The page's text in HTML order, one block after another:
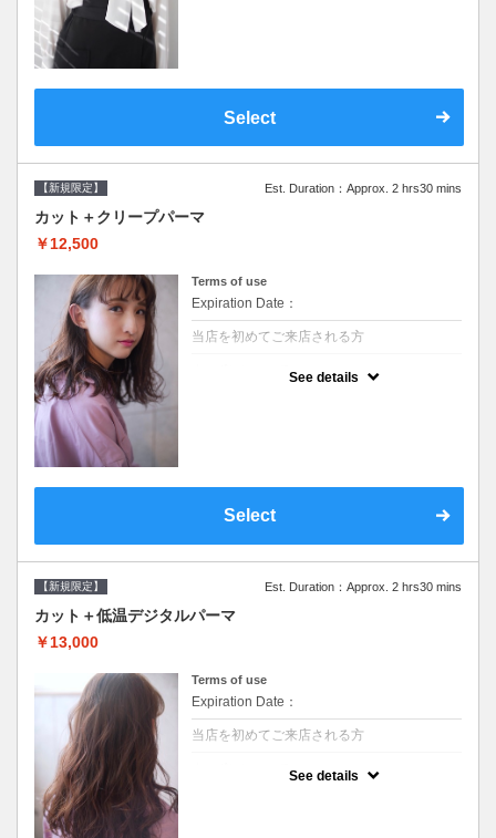
Select
【新規限定】 Est. Duration：Approx. 2 hrs30 mins
カット＋クリープパーマ
￥12,500
Terms of use
Expiration Date：
当店を初めてご来店される方
See details
Select
【新規限定】 Est. Duration：Approx. 2 hrs30 mins
カット＋低温デジタルパーマ
￥13,000
Terms of use
Expiration Date：
当店を初めてご来店される方
See details